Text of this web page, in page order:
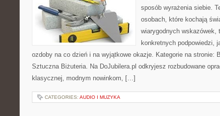
sposób wyrażenia siebie.
osobach, które kochają
wiarygodnych wskazówek,
konkretnych podpowiedzi,
ozdoby na co dzień i na wyjątkowe okazje. Kategorie na stronie:
Sztuczna Biżuteria. Na DoJubilera.pl odkryjesz rozbudowane
klasycznej, modnym nowinkom, […]
CATEGORIES: AUDIO I MUZYKA